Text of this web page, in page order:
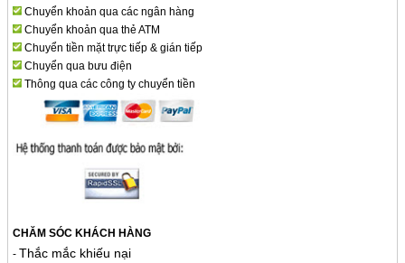
Chuyển khoản qua các ngân hàng
Chuyển khoản qua thẻ ATM
Chuyển tiền mặt trực tiếp & gián tiếp
Chuyển qua bưu điện
Thông qua các công ty chuyển tiền
CHĂM SÓC KHÁCH HÀNG
- Thắc mắc khiếu nại